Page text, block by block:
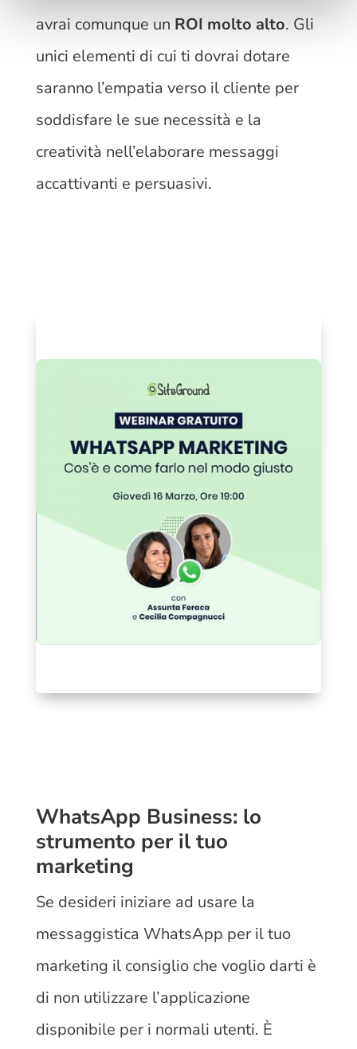
avrai comunque un ROI molto alto. Gli
unici elementi di cui ti dovrai dotare
saranno l’empatia verso il cliente per
soddisfare le sue necessità e la
creatività nell’elaborare messaggi
accattivanti e persuasivi.
WhatsApp Business: lo
strumento per il tuo
marketing
Se desideri iniziare ad usare la
messaggistica WhatsApp per il tuo
marketing il consiglio che voglio darti è
di non utilizzare l’applicazione
disponibile per i normali utenti. È